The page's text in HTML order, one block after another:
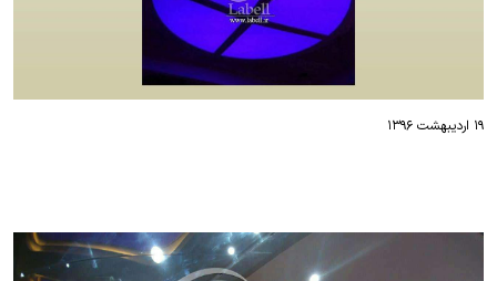
۱۹ اردیبهشت ۱۳۹۶